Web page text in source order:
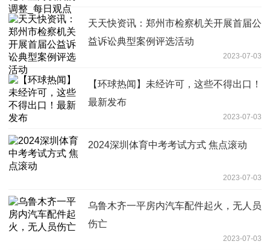
天天快资讯：郑州市检察机关开展首届公
益诉讼典型案例评选活动
2023-07-03
【环球热闻】未经许可，这些不得出口！
最新发布
2023-07-03
2024深圳体育中考考试方式 焦点滚动
2023-07-03
乌鲁木齐一平房内汽车配件起火，无人员
伤亡
2023-07-03